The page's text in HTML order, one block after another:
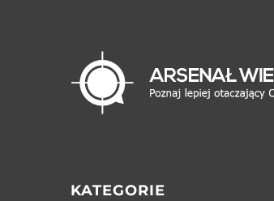
KATEGORIE